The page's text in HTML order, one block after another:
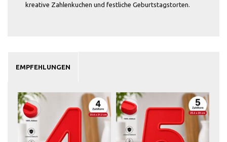
kreative Zahlenkuchen und festliche Geburtstagstorten.
EMPFEHLUNGEN